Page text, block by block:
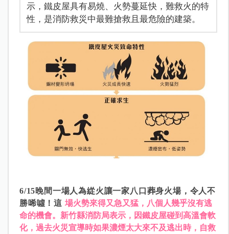
示，鐵皮屋具有易燒、火勢蔓延快，難救火的特
性，是消防救災中最難搶救且最危險的建築。
6/15晚間一場人為緃火讓一家八口葬身火場，令人不
勝唏噓！這 場火勢來得又急又猛，八個人幾乎沒有逃
命的機會。新竹縣消防局表示，因鐵皮屋碰到高溫會軟
化，過去火災宣導時如果濃煙太大來不及逃出時，自救